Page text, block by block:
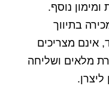
נוסף.
בתיווך
אינם מצריכים
מלאים ושליחה
ליצרן.